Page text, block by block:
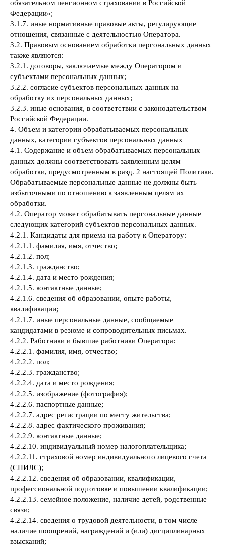
обязательном пенсионном страховании в Российской
Федерации»;
3.1.7. иные нормативные правовые акты, регулирующие
отношения, связанные с деятельностью Оператора.
3.2. Правовым основанием обработки персональных данных
также являются:
3.2.1. договоры, заключаемые между Оператором и
субъектами персональных данных;
3.2.2. согласие субъектов персональных данных на
обработку их персональных данных;
3.2.3. иные основания, в соответствии с законодательством
Российской Федерации.
4. Объем и категории обрабатываемых персональных
данных, категории субъектов персональных данных
4.1. Содержание и объем обрабатываемых персональных
данных должны соответствовать заявленным целям
обработки, предусмотренным в разд. 2 настоящей Политики.
Обрабатываемые персональные данные не должны быть
избыточными по отношению к заявленным целям их
обработки.
4.2. Оператор может обрабатывать персональные данные
следующих категорий субъектов персональных данных.
4.2.1. Кандидаты для приема на работу к Оператору:
4.2.1.1. фамилия, имя, отчество;
4.2.1.2. пол;
4.2.1.3. гражданство;
4.2.1.4. дата и место рождения;
4.2.1.5. контактные данные;
4.2.1.6. сведения об образовании, опыте работы,
квалификации;
4.2.1.7. иные персональные данные, сообщаемые
кандидатами в резюме и сопроводительных письмах.
4.2.2. Работники и бывшие работники Оператора:
4.2.2.1. фамилия, имя, отчество;
4.2.2.2. пол;
4.2.2.3. гражданство;
4.2.2.4. дата и место рождения;
4.2.2.5. изображение (фотография);
4.2.2.6. паспортные данные;
4.2.2.7. адрес регистрации по месту жительства;
4.2.2.8. адрес фактического проживания;
4.2.2.9. контактные данные;
4.2.2.10. индивидуальный номер налогоплательщика;
4.2.2.11. страховой номер индивидуального лицевого счета
(СНИЛС);
4.2.2.12. сведения об образовании, квалификации,
профессиональной подготовке и повышении квалификации;
4.2.2.13. семейное положение, наличие детей, родственные
связи;
4.2.2.14. сведения о трудовой деятельности, в том числе
наличие поощрений, награждений и (или) дисциплинарных
взысканий;